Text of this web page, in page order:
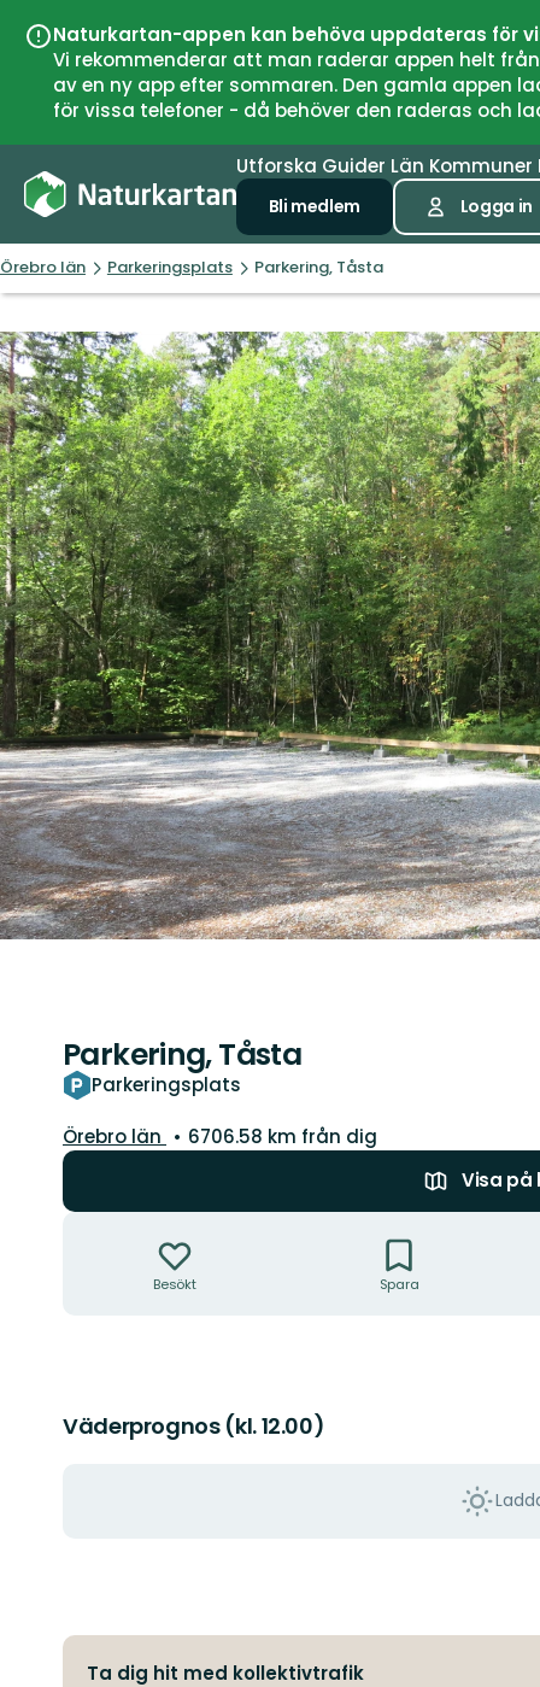
Naturkartan-appen kan behöva uppdateras för
Vi rekommenderar att man raderar appen helt
av en ny app efter sommaren. Den gamla
för vissa telefoner - då behöver den raderas och
Utforska Guider Län Kommuner
Bli medlem Logga in
Örebro län Parkeringsplats Parkering, Tåsta
Parkering, Tåsta
Parkeringsplats
Län:
Örebro län
6706.58 km från dig
Visa på
Besökt Spara
Väderprognos (kl. 12.00)
Ta dig hit med kollektivtrafik